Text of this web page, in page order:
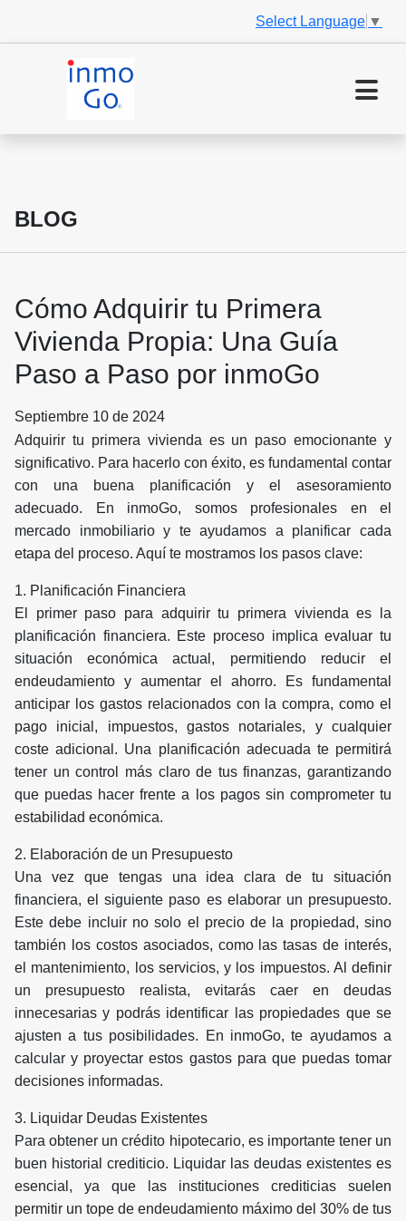
Select Language ▼
BLOG
Cómo Adquirir tu Primera
Vivienda Propia: Una Guía
Paso a Paso por inmoGo
Septiembre 10 de 2024
Adquirir tu primera vivienda es un paso emocionante y
significativo. Para hacerlo con éxito, es fundamental contar
con una buena planificación y el asesoramiento
adecuado. En inmoGo, somos profesionales en el
mercado inmobiliario y te ayudamos a planificar cada
etapa del proceso. Aquí te mostramos los pasos clave:
1. Planificación Financiera
El primer paso para adquirir tu primera vivienda es la
planificación financiera. Este proceso implica evaluar tu
situación económica actual, permitiendo reducir el
endeudamiento y aumentar el ahorro. Es fundamental
anticipar los gastos relacionados con la compra, como el
pago inicial, impuestos, gastos notariales, y cualquier
coste adicional. Una planificación adecuada te permitirá
tener un control más claro de tus finanzas, garantizando
que puedas hacer frente a los pagos sin comprometer tu
estabilidad económica.
2. Elaboración de un Presupuesto
Una vez que tengas una idea clara de tu situación
financiera, el siguiente paso es elaborar un presupuesto.
Este debe incluir no solo el precio de la propiedad, sino
también los costos asociados, como las tasas de interés,
el mantenimiento, los servicios, y los impuestos. Al definir
un presupuesto realista, evitarás caer en deudas
innecesarias y podrás identificar las propiedades que se
ajusten a tus posibilidades. En inmoGo, te ayudamos a
calcular y proyectar estos gastos para que puedas tomar
decisiones informadas.
3. Liquidar Deudas Existentes
Para obtener un crédito hipotecario, es importante tener un
buen historial crediticio. Liquidar las deudas existentes es
esencial, ya que las instituciones crediticias suelen
permitir un tope de endeudamiento máximo del 30% de tus